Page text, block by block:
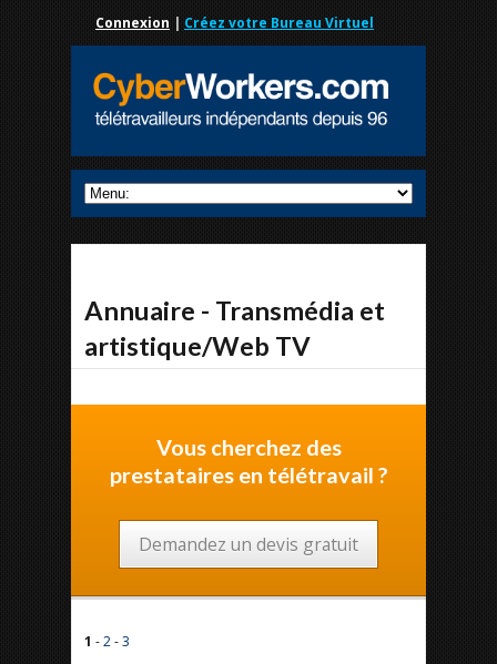
Connexion | Créez votre Bureau Virtuel
Annuaire - Transmédia et
artistique/Web TV
Vous cherchez des
prestataires en télétravail ?
Demandez un devis gratuit
1 -2-3